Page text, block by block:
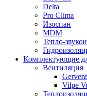
Delta
Pro Clima
Изоспан
MDM
Тепло-
Комплектующие
Вентиляция
Gervent
Vilpe